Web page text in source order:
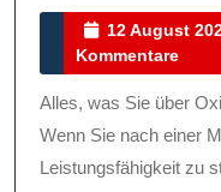
12 August
Kommentare
Alles, was Sie über Oxiracetam kaufen wissen müssen
Wenn Sie nach einer
Leistungsfähigkeit zu